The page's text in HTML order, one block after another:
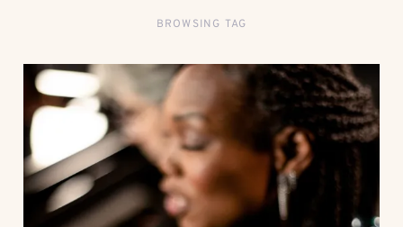
BROWSING TAG